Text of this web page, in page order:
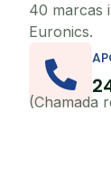
40 marcas
Euronics.
(Chamada